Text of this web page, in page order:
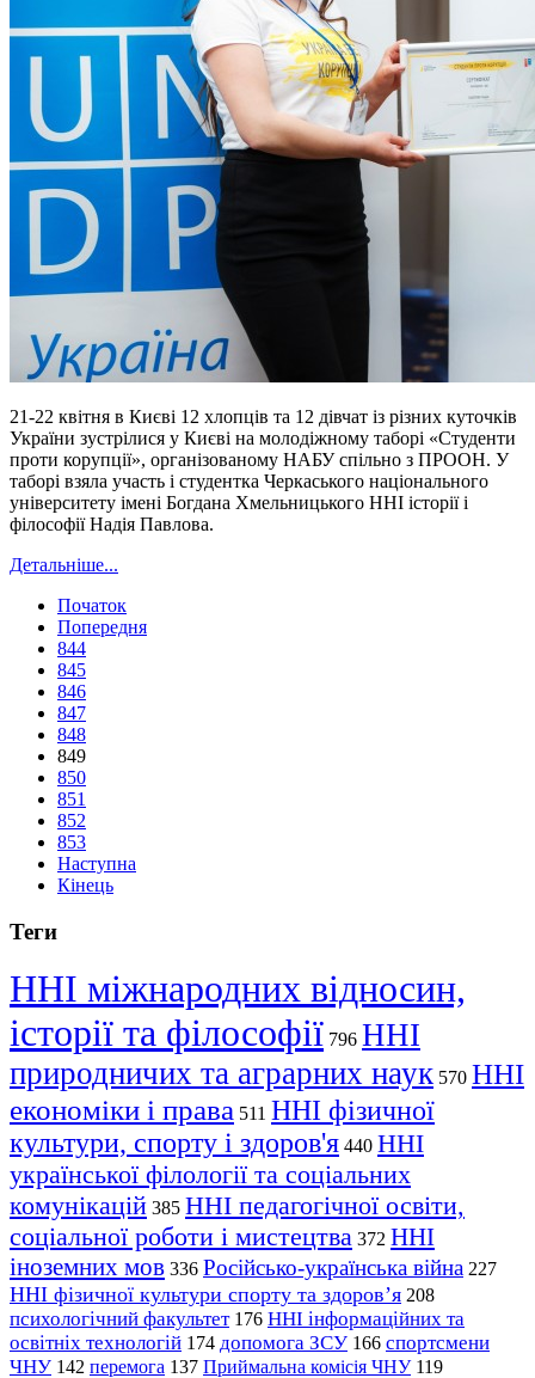
21-22 квітня в Києві 12 хлопців та 12 дівчат із різних куточків
України зустрілися у Києві на молодіжному таборі «Студенти
проти корупції», організованому НАБУ спільно з ПРООН. У
таборі взяла участь і студентка Черкаського національного
університету імені Богдана Хмельницького ННІ історії і
філософії Надія Павлова.
Детальніше...
Початок
Попередня
844
845
846
847
848
849
850
851
852
853
Наступна
Кінець
Теги
ННІ міжнародних відносин,
історії та філософії 796 ННІ
природничих та аграрних наук 570 ННІ
економіки і права 511 ННІ фізичної
культури, спорту і здоров'я 440 ННІ
української філології та соціальних
комунікацій 385 ННІ педагогічної освіти,
соціальної роботи і мистецтва 372 ННІ
іноземних мов 336 Російсько-українська війна 227
ННІ фізичної культури спорту та здоров’я 208
психологічний факультет 176 ННІ інформаційних та
освітніх технологій 174 допомога ЗСУ 166 спортсмени
ЧНУ 142 перемога 137 Приймальна комісія ЧНУ 119